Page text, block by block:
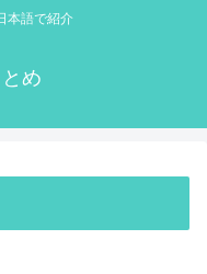
本語で紹介
め